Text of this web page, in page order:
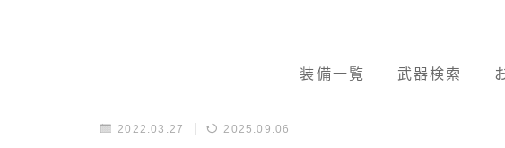
装備一覧 武器検索 男女
2022.03.27 2025.09.06